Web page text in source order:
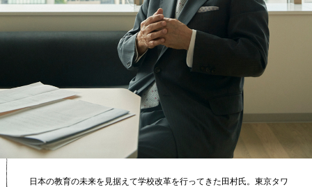
日本の教育の未来を見据えて学校改革を行ってきた田村氏。東京タワ